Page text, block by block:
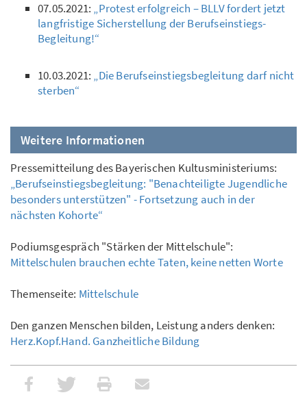
07.05.2021: „Protest erfolgreich – BLLV fordert jetzt
langfristige Sicherstellung der Berufseinstiegs­
Begleitung!“
10.03.2021: „Die Berufseinstiegsbegleitung darf nicht
sterben“
Weitere Informationen
Pressemitteilung des Bayerischen Kultusministeriums:
„Berufseinstiegsbegleitung: "Benachteiligte Jugendliche
besonders unterstützen" - Fortsetzung auch in der
nächsten Kohorte“
Podiumsgespräch "Stärken der Mittelschule":
Mittelschulen brauchen echte Taten, keine netten Worte
Themenseite: Mittelschule
Den ganzen Menschen bilden, Leistung anders denken:
Herz.Kopf.Hand. Ganzheitliche Bildung